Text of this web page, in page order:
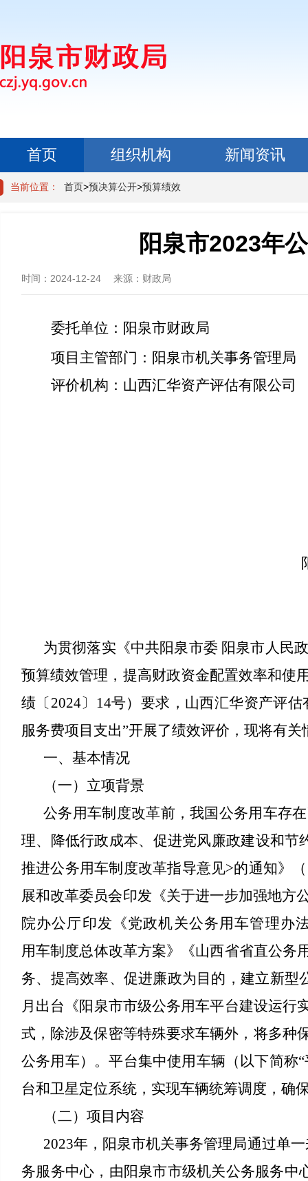
首页 组织机构
新闻资讯
政民互动
当前位置： 首页>预决算公开>预算绩效
阳泉市2023年
时间： 2024-12-24 来源： 财政局
委托单位：阳泉市财政局
项目主管部门：阳泉市机关事务管理局
评价机构：山西汇华资产评估有限公司
为贯彻落实《中共阳泉市委 阳泉市人民
预算绩效管理，提高财政资金配置效率和使
绩〔2024〕14号）要求，山西汇华资产评
服务费项目支出”开展了绩效评价，现将有关
一、基本情况
（一）立项背景
公务用车制度改革前，我国公务用车存
理、降低行政成本、促进党风廉政建设和
推进公务用车制度改革指导意见>的通知》
展和改革委员会印发《关于进一步加强地方
院办公厅印发《党政机关公务用车管理办
用车制度总体改革方案》《山西省省直公务
务、提高效率、促进廉政为目的，建立新型
月出台《阳泉市市级公务用车平台建设运行
式，除涉及保密等特殊要求车辆外，将多种
公务用车）。平台集中使用车辆（以下简称
台和卫星定位系统，实现车辆统筹调度，确
（二）项目内容
2023年，阳泉市机关事务管理局通过单
务服务中心，由阳泉市市级机关公务服务中